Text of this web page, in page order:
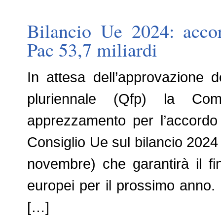
Bilancio Ue 2024:
Pac 53,7 miliardi
In attesa dell’approvazione
pluriennale (Qfp) la
apprezzamento per
Consiglio Ue sul bilancio
novembre) che garantirà il
europei per il prossimo anno.
[…]